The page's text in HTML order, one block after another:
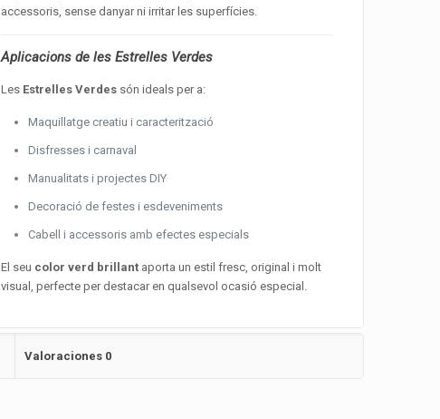
accessoris, sense danyar ni irritar les superfícies.
Aplicacions de les Estrelles Verdes
Les Estrelles Verdes són ideals per a:
Maquillatge creatiu i caracterització
Disfresses i carnaval
Manualitats i projectes DIY
Decoració de festes i esdeveniments
Cabell i accessoris amb efectes especials
El seu color verd brillant aporta un estil fresc, original i molt
visual, perfecte per destacar en qualsevol ocasió especial.
Valoraciones 0